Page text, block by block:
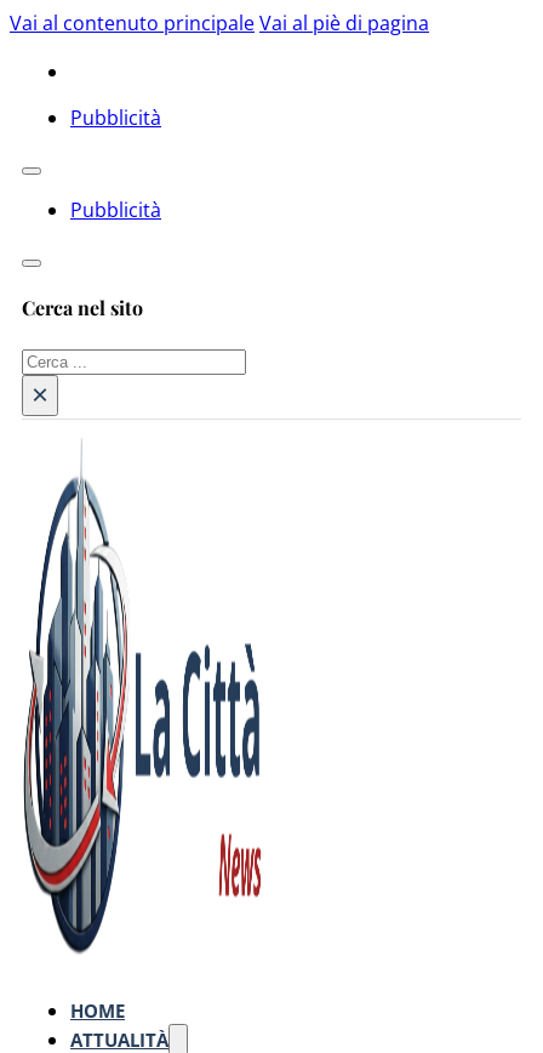
Vai al contenuto principaleVai al piè di pagina
Pubblicità
Pubblicità
Cerca nel sito
Cerca
×
HOME
ATTUALITÀ